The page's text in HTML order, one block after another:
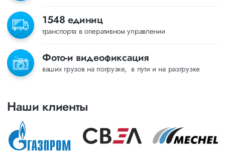
1548 единиц
транспорта в оперативном управлении
Фото-и видеофиксация
ваших грузов на погрузке, в пути и на разгрузке
Наши клиенты